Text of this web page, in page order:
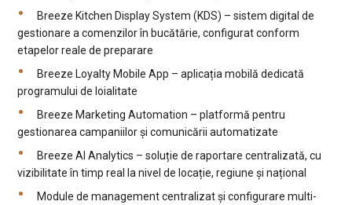
Breeze Kitchen Display System (KDS) – sistem digital de
gestionare a comenzilor în bucătărie, configurat conform
etapelor reale de preparare
Breeze Loyalty Mobile App – aplicația mobilă dedicată
programului de loialitate
Breeze Marketing Automation – platformă pentru
gestionarea campaniilor și comunicării automatizate
Breeze AI Analytics – soluție de raportare centralizată, cu
vizibilitate în timp real la nivel de locație, regiune și național
Module de management centralizat și configurare multi-